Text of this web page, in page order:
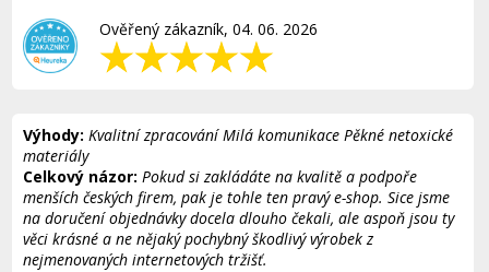
Ověřený zákazník, 04. 06. 2026
Výhody: Kvalitní zpracování Milá komunikace Pěkné netoxické
materiály
Celkový názor: Pokud si zakládáte na kvalitě a podpoře
menších českých firem, pak je tohle ten pravý e-shop. Sice jsme
na doručení objednávky docela dlouho čekali, ale aspoň jsou ty
věci krásné a ne nějaký pochybný škodlivý výrobek z
nejmenovaných internetových tržišť.